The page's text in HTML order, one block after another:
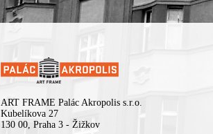
ART FRAME Palác Akropolis s.r.o.
Kubelíkova 27
130 00, Praha 3 - Žižkov